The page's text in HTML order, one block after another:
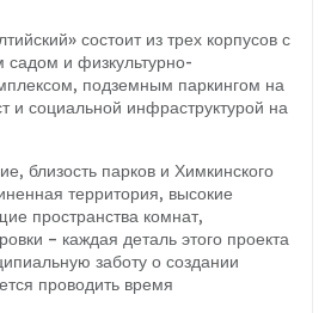
состоит из трех корпусов с
садом и физкультурно-
подземным паркингом на
и социальной инфраструктурой на
близость парков и Химкинского
территория, высокие
пространства комнат,
– каждая деталь этого проекта
заботу о создании
проводить время